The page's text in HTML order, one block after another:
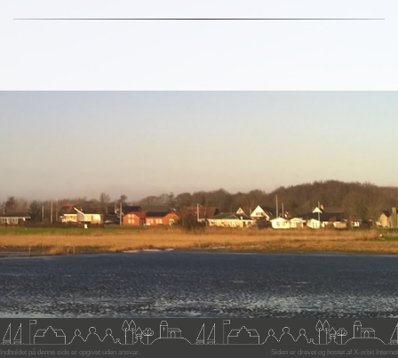
Indholdet på denne side er opgivet uden ansvar. Siden er drevet og hostet af X-orbit Internet